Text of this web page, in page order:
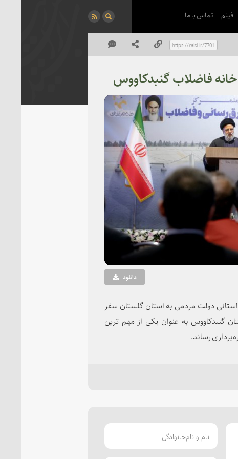
فیلم تماس با ما
فاضلاب گنبدکاووس
دانلود
دولت مردمی به استان گلستان سفر
گنبدکاووس به عنوان یکی از مهم ترین